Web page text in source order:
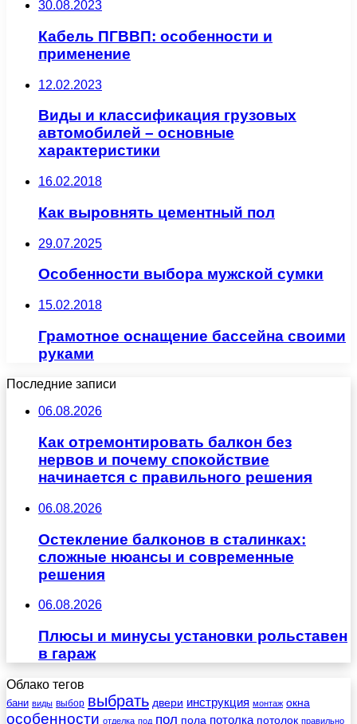
30.08.2023
Кабель ПГВВП: особенности и
применение
12.02.2023
Виды и классификация грузовых
автомобилей – основные
характеристики
16.02.2018
Как выровнять цементный пол
29.07.2025
Особенности выбора мужской сумки
15.02.2018
Грамотное оснащение бассейна своими
руками
Последние записи
06.08.2026
Как отремонтировать балкон без
нервов и почему спокойствие
начинается с правильного решения
06.08.2026
Остекление балконов в сталинках:
сложные нюансы и современные
решения
06.08.2026
Плюсы и минусы установки рольставен
в гараж
Облако тегов
бани виды выбор выбрать двери инструкция монтаж окна
особенности отделка под пол пола потолка потолок правильно